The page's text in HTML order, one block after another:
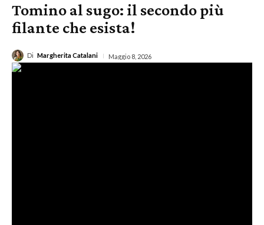
Tomino al sugo: il secondo più
filante che esista!
Di Margherita Catalani Maggio 8, 2026